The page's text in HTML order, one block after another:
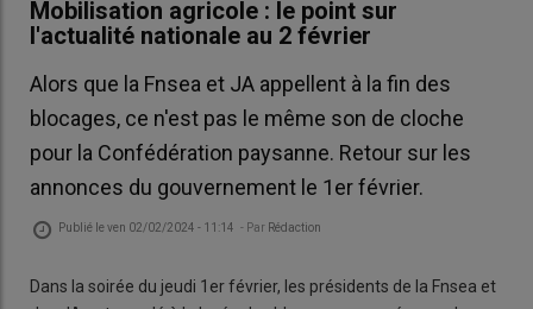
Mobilisation agricole : le point sur
l'actualité nationale au 2 février
Alors que la Fnsea et JA appellent à la fin des
blocages, ce n'est pas le même son de cloche
pour la Confédération paysanne. Retour sur les
annonces du gouvernement le 1er février.
Publié leven 02/02/2024 - 11:14 - Par Rédaction
Dans la soirée du jeudi 1er février, les présidents de la Fnsea et